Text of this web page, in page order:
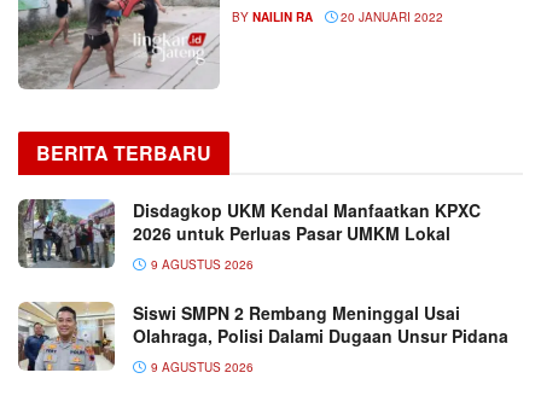
BY NAILIN RA 20 JANUARI 2022
BERITA TERBARU
Disdagkop UKM Kendal Manfaatkan KPXC
2026 untuk Perluas Pasar UMKM Lokal
9 AGUSTUS 2026
Siswi SMPN 2 Rembang Meninggal Usai
Olahraga, Polisi Dalami Dugaan Unsur Pidana
9 AGUSTUS 2026